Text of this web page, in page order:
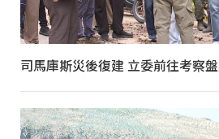
司馬庫斯災後復建 立委前往考察